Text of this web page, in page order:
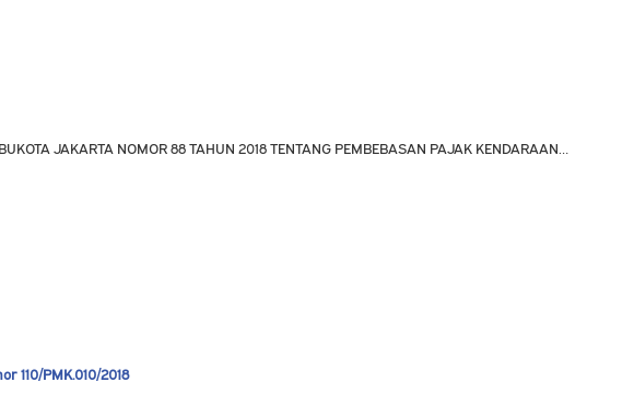
JAKARTA NOMOR 88 TAHUN 2018 TENTANG PEMBEBASAN PAJAK KENDARAAN…
110/PMK.010/2018